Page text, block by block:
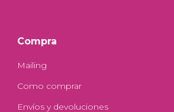
Compra
Mailing
Como comprar
Envíos y devoluciones